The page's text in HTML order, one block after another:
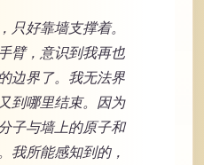
只好靠墙支撑着。
臂，意识到我再也
边界了。我无法界
到哪里结束。因为
子与墙上的原子和
我所能感知到的，